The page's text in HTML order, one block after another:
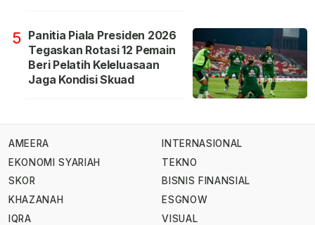
5 Panitia Piala Presiden 2026
Tegaskan Rotasi 12 Pemain
Beri Pelatih Keleluasaan
Jaga Kondisi Skuad
AMEERA
EKONOMI SYARIAH
SKOR
KHAZANAH
IQRA
INTERNASIONAL
TEKNO
BISNIS FINANSIAL
ESGNOW
VISUAL